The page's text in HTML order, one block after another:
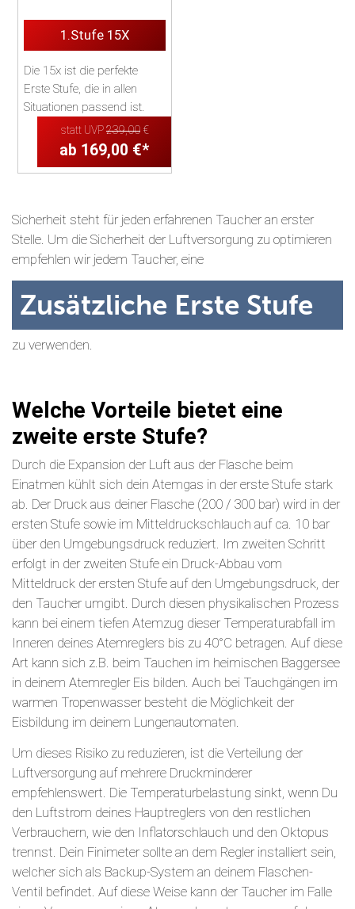
1.Stufe 15X
Die 15x ist die perfekte
Erste Stufe, die in allen
Situationen passend ist.
Vier Mitteldruckanschlüsse
und 2 Hoc...
statt UVP239,00 €
ab 169,00 €*
Sicherheit steht für jeden erfahrenen Taucher an erster
Stelle. Um die Sicherheit der Luftversorgung zu optimieren
empfehlen wir jedem Taucher, eine
Zusätzliche Erste Stufe
zu verwenden.
Welche Vorteile bietet eine
zweite erste Stufe?
Durch die Expansion der Luft aus der Flasche beim
Einatmen kühlt sich dein Atemgas in der erste Stufe stark
ab. Der Druck aus deiner Flasche (200 / 300 bar) wird in der
ersten Stufe sowie im Mitteldruckschlauch auf ca. 10 bar
über den Umgebungsdruck reduziert. Im zweiten Schritt
erfolgt in der zweiten Stufe ein Druck-Abbau vom
Mitteldruck der ersten Stufe auf den Umgebungsdruck, der
den Taucher umgibt. Durch diesen physikalischen Prozess
kann bei einem tiefen Atemzug dieser Temperaturabfall im
Inneren deines Atemreglers bis zu 40°C betragen. Auf diese
Art kann sich z.B. beim Tauchen im heimischen Baggersee
in deinem Atemregler Eis bilden. Auch bei Tauchgängen im
warmen Tropenwasser besteht die Möglichkeit der
Eisbildung im deinem Lungenautomaten.
Um dieses Risiko zu reduzieren, ist die Verteilung der
Luftversorgung auf mehrere Druckminderer
empfehlenswert. Die Temperaturbelastung sinkt, wenn Du
den Luftstrom deines Hauptreglers von den restlichen
Verbrauchern, wie den Inflatorschlauch und den Oktopus
trennst. Dein Finimeter sollte an dem Regler installiert sein,
welcher sich als Backup-System an deinem Flaschen-
Ventil befindet. Auf diese Weise kann der Taucher im Falle